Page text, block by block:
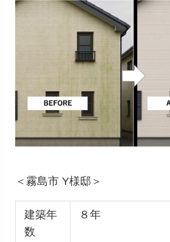
＜霧島市 Y様邸＞
建築年
数
８年